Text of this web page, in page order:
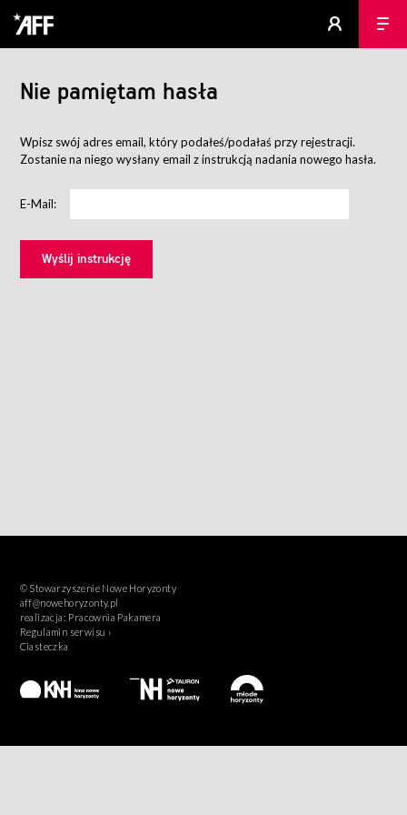
Nie pamiętam hasła
Wpisz swój adres email, który podałeś/podałaś przy rejestracji.
Zostanie na niego wysłany email z instrukcją nadania nowego hasła.
E-Mail:
© Stowarzyszenie Nowe Horyzonty
aff@nowehoryzonty.pl
realizacja: Pracownia Pakamera
Regulamin serwisu ›
Ciasteczka